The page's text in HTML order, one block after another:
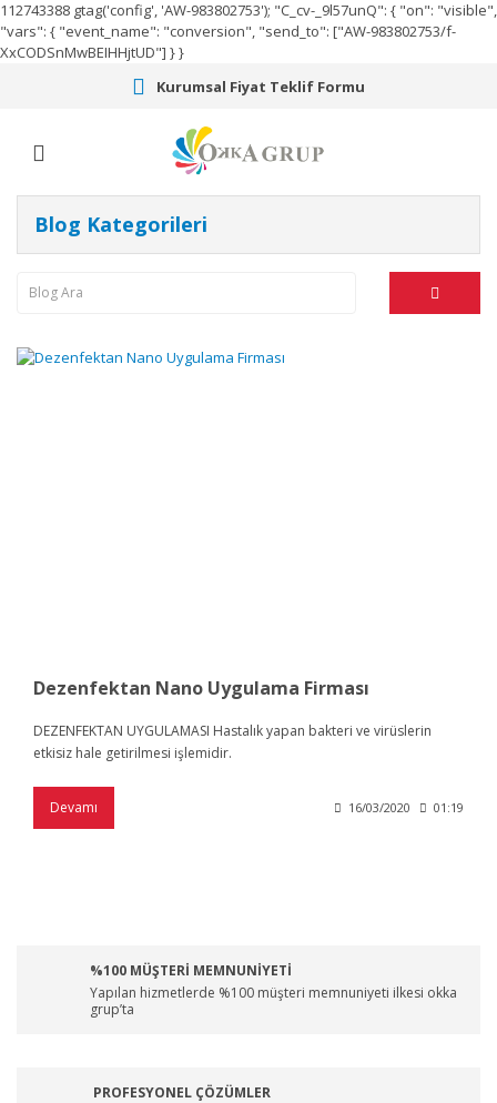
112743388 gtag('config', 'AW-983802753'); "C_cv-_9l57unQ": { "on": "visible",
"vars": { "event_name": "conversion", "send_to": ["AW-983802753/f-
XxCODSnMwBEIHHjtUD"] } }
Kurumsal Fiyat Teklif Formu
Blog Kategorileri
Dezenfektan Nano Uygulama Firması
DEZENFEKTAN UYGULAMASI Hastalık yapan bakteri ve virüslerin
etkisiz hale getirilmesi işlemidir.
Devamı 16/03/2020 01:19
%100 MÜŞTERİ MEMNUNİYETİ
Yapılan hizmetlerde %100 müşteri memnuniyeti ilkesi okka
grup’ta
PROFESYONEL ÇÖZÜMLER